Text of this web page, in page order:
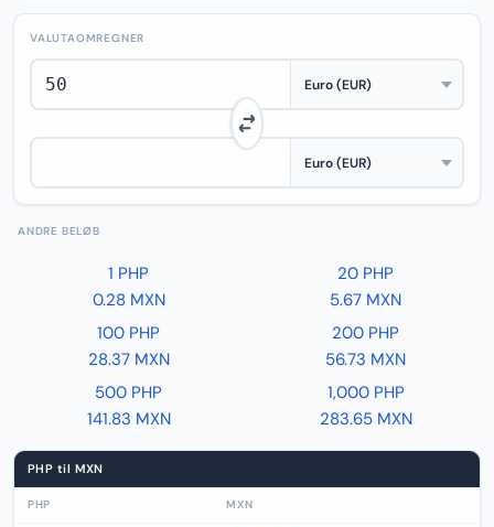
VALUTAOMREGNER
ANDRE BELØB
1 PHP
0.28 MXN
20 PHP
5.67 MXN
100 PHP
28.37 MXN
200 PHP
56.73 MXN
500 PHP
141.83 MXN
1,000 PHP
283.65 MXN
PHP til MXN
PHP MXN